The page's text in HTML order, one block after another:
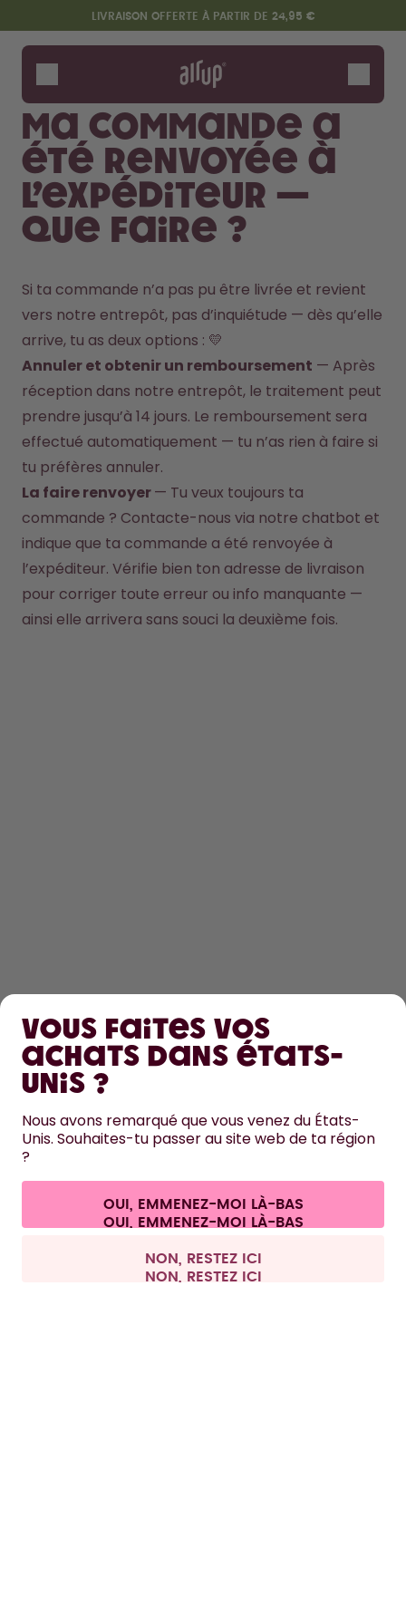
Aller au contenu principal
Déclaration d'accessibilitéLIVRAISON OFFERTE À PARTIR DE 24,95 €
Gourdes
Arômes
Accessoires
Starter Sets
createdbygabe × air up®
Comment ça marche
Aide & FAQ
Où acheter
Compare les gourdes
Ma commande a
été renvoyée à
l’expéditeur —
que faire ?
Si ta commande n’a pas pu être livrée et revient
vers notre entrepôt, pas d’inquiétude — dès qu’elle
arrive, tu as deux options : 💛
Annuler et obtenir un remboursement — Après
réception dans notre entrepôt, le traitement peut
prendre jusqu’à 14 jours. Le remboursement sera
effectué automatiquement — tu n’as rien à faire si
tu préfères annuler.
La faire renvoyer — Tu veux toujours ta
commande ? Contacte-nous via notre chatbot et
indique que ta commande a été renvoyée à
l’expéditeur. Vérifie bien ton adresse de livraison
pour corriger toute erreur ou info manquante —
ainsi elle arrivera sans souci la deuxième fois.
EN SAVOIR PLUS
AIDE
NOUS CONTACTER
Conditions générales de vente et informations aux clients
Politique de confidentialité Mentions légales
Se rétracter du contrat
Tous les prix sont TTC et hors frais de port.
Vous faites vos
achats dans États-
Unis ?
Nous avons remarqué que vous venez du États-
Unis. Souhaites-tu passer au site web de ta région
?
OUI, EMMENEZ-MOI LÀ-BAS
NON, RESTEZ ICI